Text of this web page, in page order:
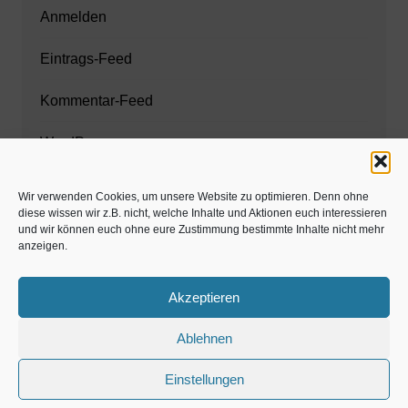
Wir verwenden Cookies, um unsere Website zu optimieren. Denn ohne
diese wissen wir z.B. nicht, welche Inhalte und Aktionen euch interessieren
und wir können euch ohne eure Zustimmung bestimmte Inhalte nicht mehr
anzeigen.
Akzeptieren
Ablehnen
Einstellungen
Anmelden
Eintrags-Feed
Kommentar-Feed
WordPress.org
Zahnarzt München
www.estaregistrierung.org – ESTA
©familös - dieTestfamilie -